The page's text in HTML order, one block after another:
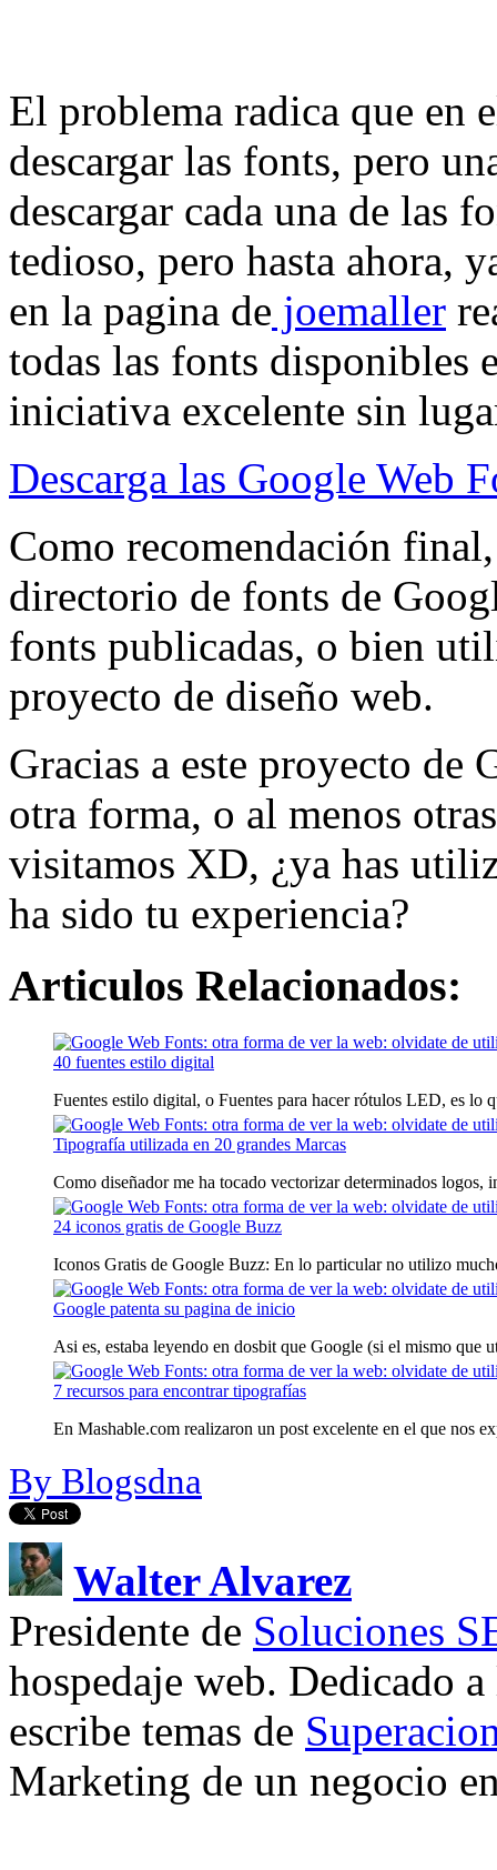
El problema radica que en
descargar las fonts, pero
descargar cada una de las
tedioso, pero hasta ahora,
en la pagina de joemaller
todas las fonts disponibles
iniciativa excelente sin
Descarga las Google Web
Como recomendación
directorio de fonts de
fonts publicadas, o bien
proyecto de diseño web.
Gracias a este proyecto de
otra forma, o al menos
visitamos XD, ¿ya has
ha sido tu experiencia?
Articulos Relacionados:
40 fuentes estilo digital
Fuentes estilo digital, o Fuentes para hacer rótulos LED, es lo
Tipografía utilizada en 20 grandes Marcas
Como diseñador me ha tocado vectorizar determinados logos,
24 iconos gratis de Google Buzz
Iconos Gratis de Google Buzz: En lo particular no utilizo
Google patenta su pagina de inicio
Asi es, estaba leyendo en dosbit que Google (si el mismo que
7 recursos para encontrar tipografías
En Mashable.com realizaron un post excelente en el que nos
By Blogsdna
Walter Alvarez
Presidente de Soluciones
hospedaje web. Dedicado
escribe temas de
Marketing de un negocio